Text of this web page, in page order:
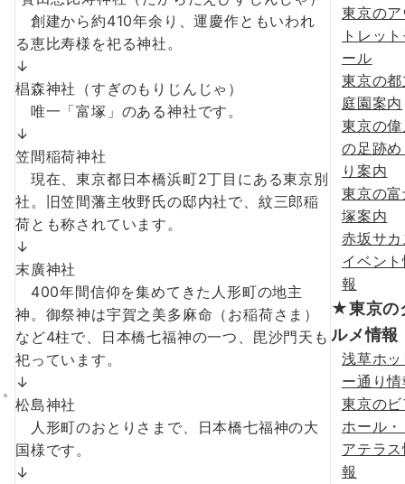
創建から約410年余り、運慶作ともいわれ
る恵比寿様を祀る神社。
↓
椙森神社（すぎのもりじんじゃ）
唯一「富塚」のある神社です。
↓
笠間稲荷神社
現在、東京都日本橋浜町2丁目にある東京別
社。旧笠間藩主牧野氏の邸内社で、紋三郎稲
荷とも称されています。
↓
末廣神社
400年間信仰を集めてきた人形町の地主
神。御祭神は宇賀之美多麻命（お稲荷さま）
など4柱で、日本橋七福神の一つ、毘沙門天も
祀っています。
↓
松島神社
人形町のおとりさまで、日本橋七福神の大
国様です。
↓
東京の
トレッ
ール
東京の
庭園案内
東京の
の足跡
り案内
東京の
塚案内
赤坂サ
イベン
報
★東京の
ルメ情報
浅草ホ
ー通り
東京の
ホール
アテラ
報